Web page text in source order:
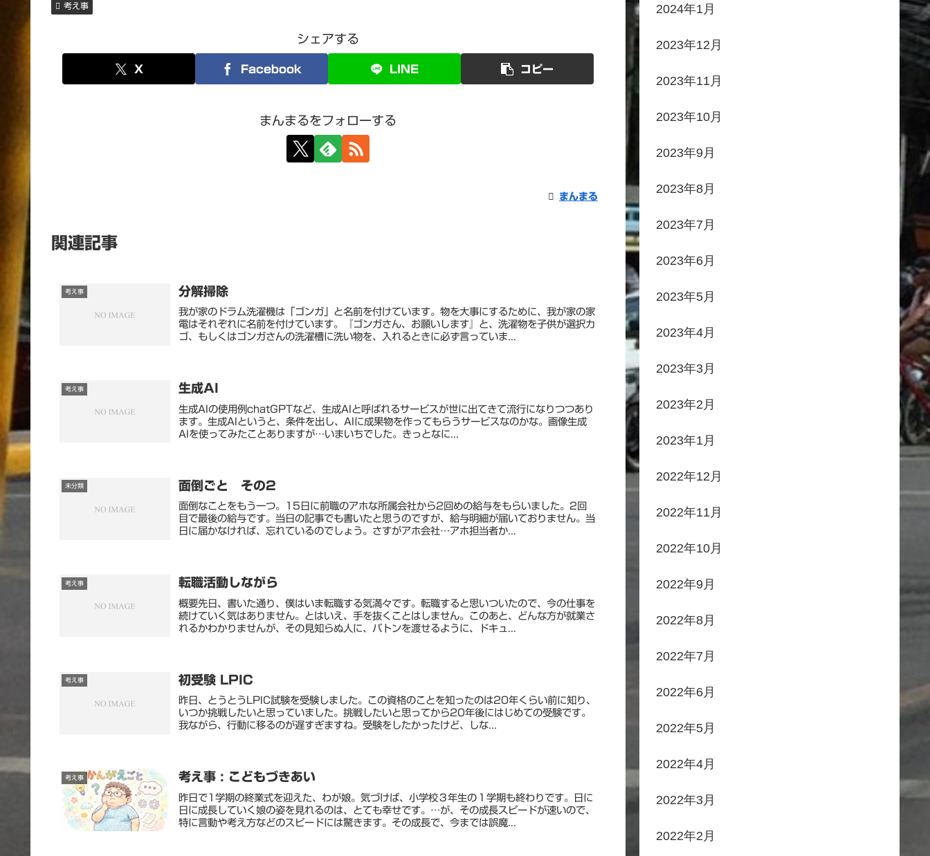
考え事
シェアする
X Facebook LINE コピー
まんまるをフォローする
まんまる
関連記事
考え事 分解掃除
我が家のドラム洗濯機は「ゴンガ」と名前を付けています。物を大事にするために、我が家の家
電はそれぞれに名前を付けています。『ゴンガさん、お願いします』と、洗濯物を子供が選択カ
ゴ、もしくはゴンガさんの洗濯槽に洗い物を、入れるときに必ず言っていま...
考え事 生成AI
生成AIの使用例chatGPTなど、生成AIと呼ばれるサービスが世に出てきて流行になりつつあり
ます。生成AIというと、条件を出し、AIに成果物を作ってもらうサービスなのかな。画像生成
AIを使ってみたことありますが…いまいちでした。きっとなに...
未分類 面倒ごと その2
面倒なことをもう一つ。15日に前職のアホな所属会社から2回めの給与をもらいました。2回
目で最後の給与です。当日の記事でも書いたと思うのですが、給与明細が届いておりません。当
日に届かなければ、忘れているのでしょう。さすがアホ会社…アホ担当者か...
考え事 転職活動しながら
概要先日、書いた通り、僕はいま転職する気満々です。転職すると思いついたので、今の仕事を
続けていく気はありません。とはいえ、手を抜くことはしません。このあと、どんな方が就業さ
れるかわかりませんが、その見知らぬ人に、バトンを渡せるように、ドキュ...
考え事 初受験 LPIC
昨日、とうとうLPIC試験を受験しました。この資格のことを知ったのは20年くらい前に知り、
いつか挑戦したいと思っていました。挑戦したいと思ってから20年後にはじめての受験です。
我ながら、行動に移るのが遅すぎますね。受験をしたかったけど、しな...
考え事 考え事 : こどもづきあい
昨日で1学期の終業式を迎えた、わが娘。気づけば、小学校３年生の１学期も終わりです。日に
日に成長していく娘の姿を見れるのは、とても幸せです。…が、その成長スピードが速いので、
特に言動や考え方などのスピードには驚きます。その成長で、今までは誤魔...
2024年1月
2023年12月
2023年11月
2023年10月
2023年9月
2023年8月
2023年7月
2023年6月
2023年5月
2023年4月
2023年3月
2023年2月
2023年1月
2022年12月
2022年11月
2022年10月
2022年9月
2022年8月
2022年7月
2022年6月
2022年5月
2022年4月
2022年3月
2022年2月